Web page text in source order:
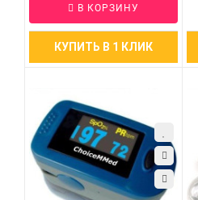
В КОРЗИНУ
КУПИТЬ В 1 КЛИК